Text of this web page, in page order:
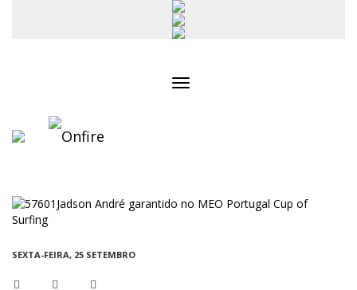
SEXTA-FEIRA, 25 SETEMBRO